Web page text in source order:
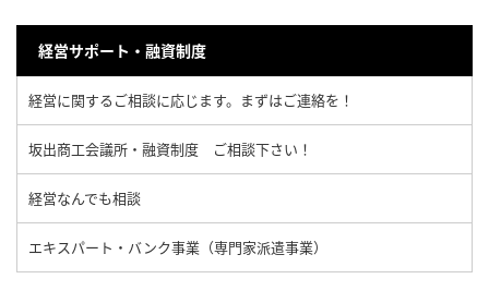
経営サポート・融資制度
経営に関するご相談に応じます。まずはご連絡を！
坂出商工会議所・融資制度 ご相談下さい！
経営なんでも相談
エキスパート・バンク事業（専門家派遣事業）